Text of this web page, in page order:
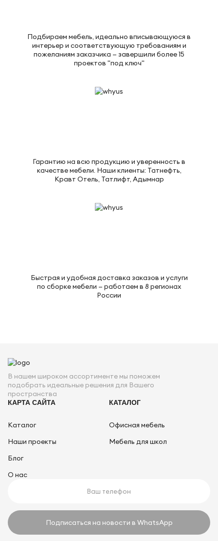
Подбираем мебель, идеально вписывающуюся в
интерьер и соответствующую требованиям и
пожеланиям заказчика — завершили более 15
проектов "под ключ"
Гарантию на всю продукцию и уверенность в
качестве мебели. Наши клиенты: Татнефть,
Кравт Отель, Татлифт, Адымнар
Быстрая и удобная доставка заказов и услуги
по сборке мебели — работаем в 8 регионах
России
В нашем широком ассортименте мы поможем
подобрать идеальные решения для Вашего
пространства
КАРТА САЙТА
Каталог
Наши проекты
Блог
О нас
КАТАЛОГ
Офисная мебель
Мебель для школ
Подписаться на новости в WhatsApp